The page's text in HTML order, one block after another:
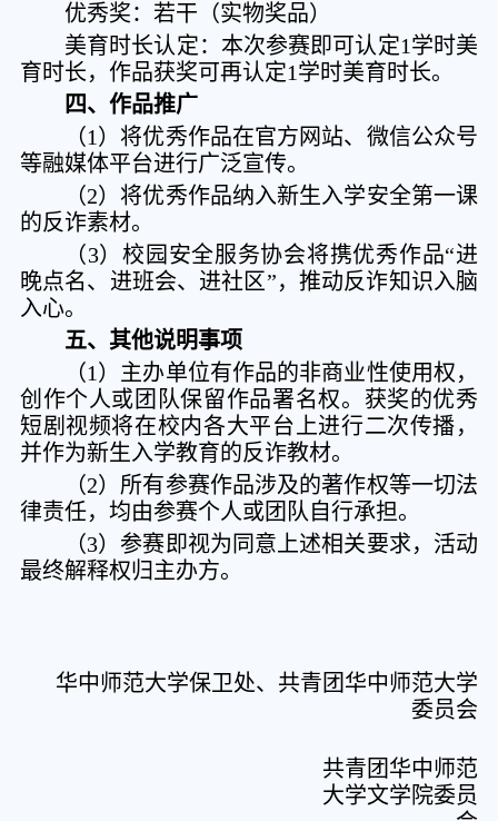
优秀奖：若干（实物奖品）
美育时长认定：本次参赛即可认定1学时美
育时长，作品获奖可再认定1学时美育时长。
四、 作品推广
（1）将优秀作品在官方网站、微信公众号
等融媒体平台进行广泛宣传。
（2）将优秀作品纳入新生入学安全第一课
的反诈素材。
（3）校园安全服务协会将携优秀作品“进
晚点名、进班会、进社区”，推动反诈知识入脑
入心。
五、其他说明事项
（1）主办单位有作品的非商业性使用权，
创作个人或团队保留作品署名权。获奖的优秀
短剧视频将在校内各大平台上进行二次传播，
并作为新生入学教育的反诈教材。
（2）所有参赛作品涉及的著作权等一切法
律责任，均由参赛个人或团队自行承担。
（3）参赛即视为同意上述相关要求，活动
最终解释权归主办方。
华中师范大学保卫处、共青团华中师范大学
委员会
共青团华中师范
大学文学院委员